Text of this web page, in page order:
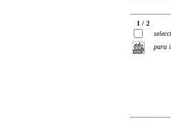
1 / 2
para